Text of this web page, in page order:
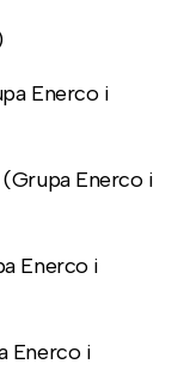
Enerco i
(Grupa Enerco i
Enerco i
Enerco i